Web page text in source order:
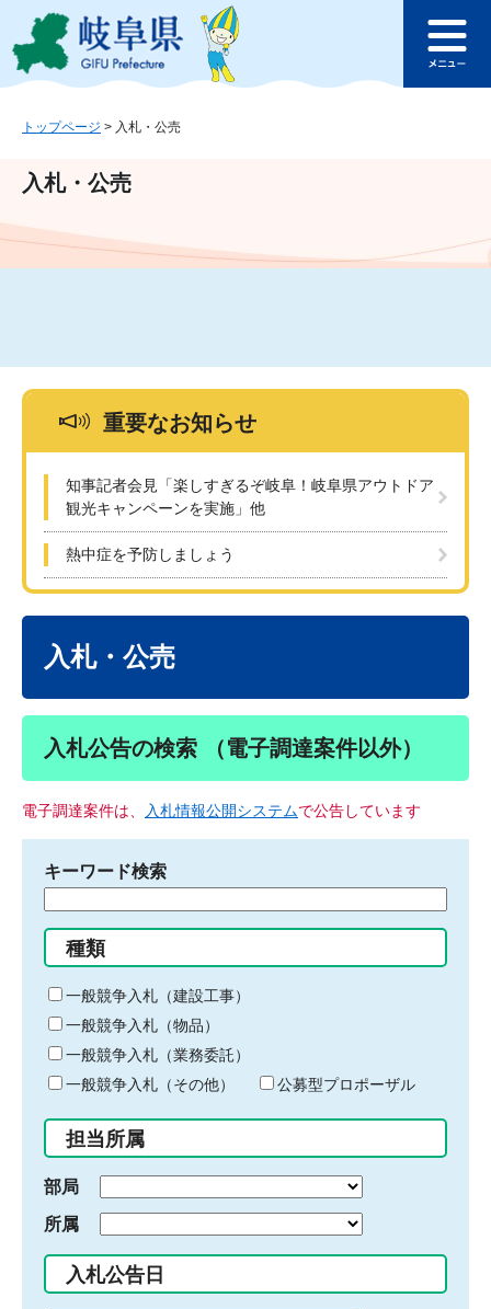
ジ
ュ
文
このページの本文へ
ュ
トップページ > 入札・公売
入札・公売
重要なお知らせ
知事記者会見「楽しすぎるぞ岐阜！岐阜県アウトドア
観光キャンペーンを実施」他
熱中症を予防しましょう
入札・公売
入札公告の検索 （電子調達案件以外）
電子調達案件は、 入札情報公開システムで公告しています
キーワード検索
る
キ
ー
ワ
ー
ド
入
力
種類
一般競争入札（建設工事）
一般競争入札（物品）
一般競争入札（業務委託）
一般競争入札（その他）
公募型プロポーザル
担当所属
部局
所属
入札公告日